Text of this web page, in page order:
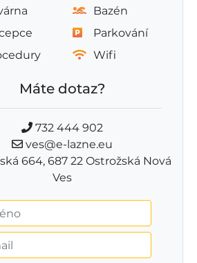
Bazén
Parkování
Wifi
Máte dotaz?
732 444 902
ves@e-lazne.eu
664, 687 22 Ostrožská Nová
Ves